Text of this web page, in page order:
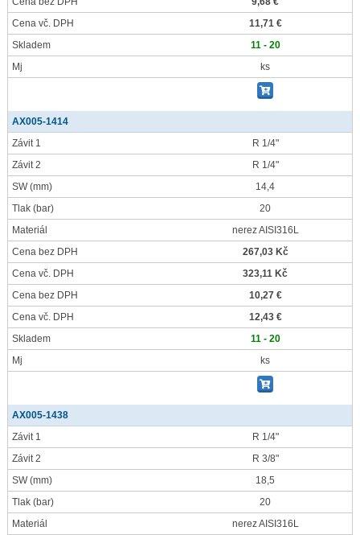
Cena vč. DPH
11,71 €
Skladem
11 - 20
Mj
ks
AX005-1414
Závit 1
R 1/4"
Závit 2
R 1/4"
SW(mm)
14,4
Tlak (bar)
20
Materiál
nerez AISI316L
Cena bez DPH
267,03 Kč
Cena vč. DPH
323,11 Kč
Cena bez DPH
10,27 €
Cena vč. DPH
12,43 €
Skladem
11 - 20
Mj
ks
AX005-1438
Závit 1
R 1/4"
Závit 2
R 3/8"
SW(mm)
18,5
Tlak (bar)
20
Materiál
nerez AISI316L